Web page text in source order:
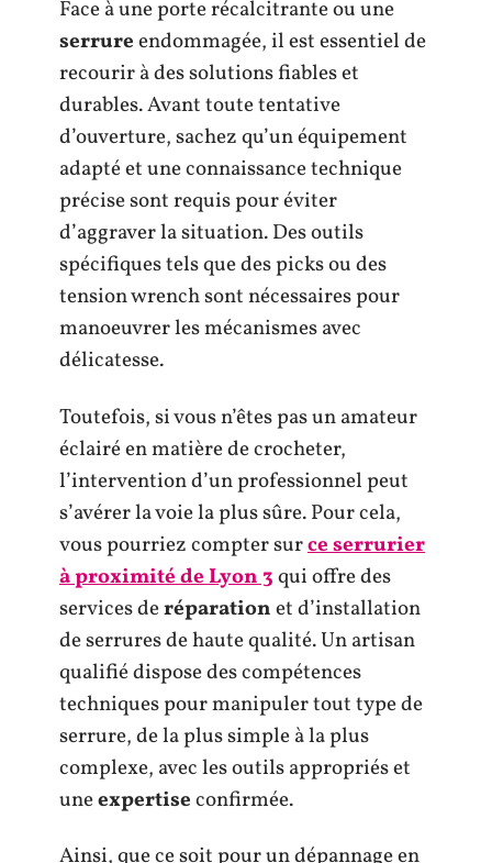
Face à une porte récalcitrante ou une
serrureendommagée, il est essentiel de
recourir à des solutions fiables et
durables. Avant toute tentative
d’ouverture, sachez qu’un équipement
adapté et une connaissance technique
précise sont requis pour éviter
d’aggraver la situation. Des outils
spécifiques tels que des picks ou des
tension wrench sont nécessaires pour
manoeuvrer les mécanismes avec
délicatesse.
Toutefois, si vous n’êtes pas un amateur
éclairé en matière de crocheter,
l’intervention d’un professionnel peut
s’avérer la voie la plus sûre. Pour cela,
vous pourriez compter surce serrurier
à proximité de Lyon 3qui offre des
services deréparationet d’installation
de serrures de haute qualité. Un artisan
qualifié dispose des compétences
techniques pour manipuler tout type de
serrure, de la plus simple à la plus
complexe, avec les outils appropriés et
uneexpertiseconfirmée.
Ainsi, que ce soit pour un dépannage en